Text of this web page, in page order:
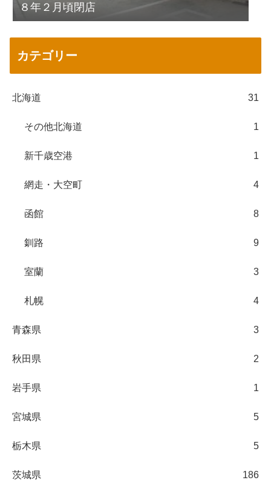
８年２月頃閉店
カテゴリー
北海道 31
その他北海道 1
新千歳空港 1
網走・大空町 4
函館 8
釧路 9
室蘭 3
札幌 4
青森県 3
秋田県 2
岩手県 1
宮城県 5
栃木県 5
茨城県 186